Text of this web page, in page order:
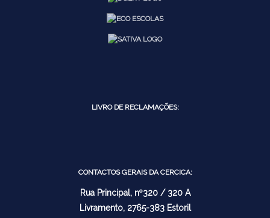
LIVRO DE RECLAMAÇÕES:
CONTACTOS GERAIS DA CERCICA:
Rua Principal, nº320 / 320 A
Livramento, 2765-383 Estoril